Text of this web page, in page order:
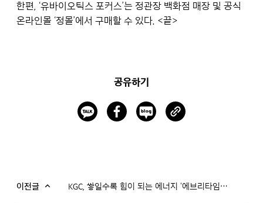
한편, ‘유바이오틱스 포커스’는 정관장 백화점 매장 및 공식
온라인몰 ‘정몰’에서 구매할 수 있다. <끝>
공유하기
이전글 KGC, 쌓일수록 힘이 되는 에너지 ‘에브리타임’ 신규 광고 공개